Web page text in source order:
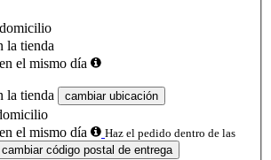
la tienda
el mismo día
la tienda cambiar ubicación
el mismo día
Haz el pedido dentro de las
cambiar código postal de entrega